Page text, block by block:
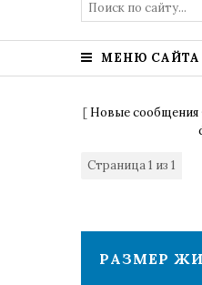
МЕНЮ САЙТА
[ Новые сообщения
Страница1 из 1
РАЗМЕР